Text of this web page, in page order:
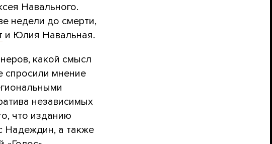
Навального.
недели до смерти,
и Юлия Навальная.
какой смысл
спросили мнение
независимых
что изданию
Надеждин, а также